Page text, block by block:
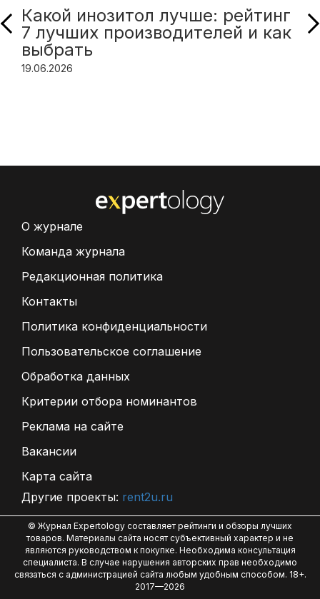
Какой инозитол лучше: рейтинг
7 лучших производителей и как
выбрать
19.06.2026
О журнале
Команда журнала
Редакционная политика
Контакты
Политика конфиденциальности
Пользовательское соглашение
Обработка данных
Критерии отбора номинантов
Реклама на сайте
Вакансии
Карта сайта
Другие проекты: rent2u.ru
© Журнал Expertology составляет рейтинги и обзоры лучших
товаров. Материалы сайта носят субъективный характер и не
являются руководством к покупке. Необходима консультация
специалиста. В случае нарушения авторских прав необходимо
связаться с администрацией сайта любым удобным способом. 18+.
2017—2026